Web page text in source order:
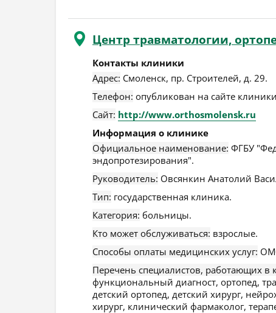
Центр травматологии,
Контакты клиники
Адрес: Смоленск, пр. Строителей, д. 29.
Телефон: опубликован на сайте
Сайт: http://www.orthosmolensk.ru
Информация о клинике
Официальное наименование: ФГБУ
эндопротезирования".
Руководитель: Овсянкин Анатолий
Тип: государственная клиника.
Категория: больницы.
Кто может обслуживаться: взрослые.
Способы оплаты медицинских услуг:
Перечень специалистов, работающих в
функциональный диагност, ортопед,
детский ортопед, детский хирург,
хирург, клинический фармаколог,